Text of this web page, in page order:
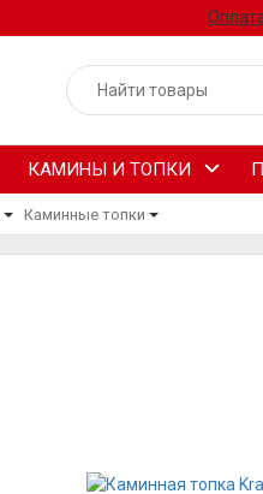
КАМИНЫ И ТОПКИ
Каминные топки